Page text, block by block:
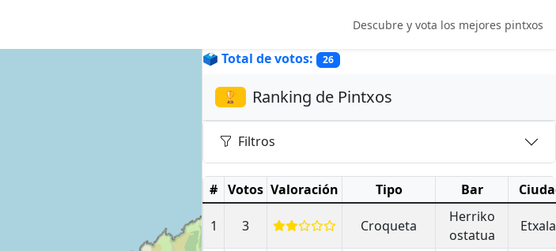
Descubre y vota los mejores pintxos
🗳️ Total de votos: 26
🏆 Ranking de Pintxos
Filtros
# Votos Valoración Tipo Bar
1 3 Croqueta
Herriko
ostatua